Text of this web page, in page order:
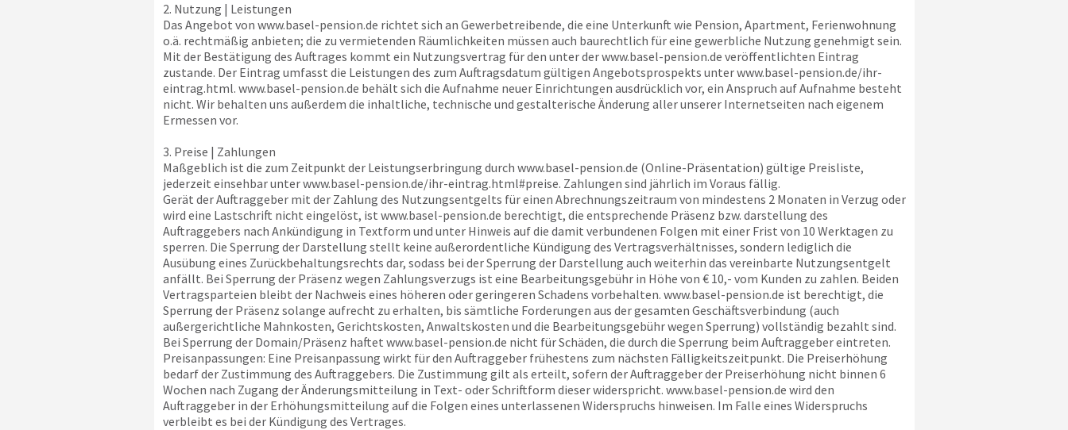
2. Nutzung | Leistungen
Das Angebot von www.basel-pension.de richtet sich an Gewerbetreibende, die eine Unterkunft wie Pension, Apartment, Ferienwohnung
o.ä. rechtmäßig anbieten; die zu vermietenden Räumlichkeiten müssen auch baurechtlich für eine gewerbliche Nutzung genehmigt sein.
Mit der Bestätigung des Auftrages kommt ein Nutzungsvertrag für den unter derwww.basel-pension.de veröffentlichten Eintrag
zustande. Der Eintrag umfasst die Leistungen des zum Auftragsdatum gültigen Angebotsprospekts unterwww.basel-pension.de/ihr-
eintrag.html. www.basel-pension.de behält sich die Aufnahme neuer Einrichtungen ausdrücklich vor, ein Anspruch auf Aufnahme besteht
nicht. Wir behalten uns außerdem die inhaltliche, technische und gestalterische Änderung aller unserer Internetseiten nach eigenem
Ermessen vor.
3. Preise | Zahlungen
Maßgeblich ist die zum Zeitpunkt der Leistungserbringung durch www.basel-pension.de (Online-Präsentation) gültige Preisliste,
jederzeit einsehbar unterwww.basel-pension.de/ihr-eintrag.html#preise. Zahlungen sind jährlich im Voraus fällig.
Gerät der Auftraggeber mit der Zahlung des Nutzungsentgelts für einen Abrechnungszeitraum von mindestens 2 Monaten in Verzug oder
wird eine Lastschrift nicht eingelöst, ist www.basel-pension.de berechtigt, die entsprechende Präsenz bzw. darstellung des
Auftraggebers nach Ankündigung in Textform und unter Hinweis auf die damit verbundenen Folgen mit einer Frist von 10 Werktagen zu
sperren. Die Sperrung der Darstellung stellt keine außerordentliche Kündigung des Vertragsverhältnisses, sondern lediglich die
Ausübung eines Zurückbehaltungsrechts dar, sodass bei der Sperrung der Darstellung auch weiterhin das vereinbarte Nutzungsentgelt
anfällt. Bei Sperrung der Präsenz wegen Zahlungsverzugs ist eine Bearbeitungsgebühr in Höhe von € 10,- vom Kunden zu zahlen. Beiden
Vertragsparteien bleibt der Nachweis eines höheren oder geringeren Schadens vorbehalten. www.basel-pension.de ist berechtigt, die
Sperrung der Präsenz solange aufrecht zu erhalten, bis sämtliche Forderungen aus der gesamten Geschäftsverbindung (auch
außergerichtliche Mahnkosten, Gerichtskosten, Anwaltskosten und die Bearbeitungsgebühr wegen Sperrung) vollständig bezahlt sind.
Bei Sperrung der Domain/Präsenz haftet www.basel-pension.de nicht für Schäden, die durch die Sperrung beim Auftraggeber eintreten.
Preisanpassungen: Eine Preisanpassung wirkt für den Auftraggeber frühestens zum nächsten Fälligkeitszeitpunkt. Die Preiserhöhung
bedarf der Zustimmung des Auftraggebers. Die Zustimmung gilt als erteilt, sofern der Auftraggeber der Preiserhöhung nicht binnen 6
Wochen nach Zugang der Änderungsmitteilung in Text- oder Schriftform dieser widerspricht. www.basel-pension.de wird den
Auftraggeber in der Erhöhungsmitteilung auf die Folgen eines unterlassenen Widerspruchs hinweisen. Im Falle eines Widerspruchs
verbleibt es bei der Kündigung des Vertrages.